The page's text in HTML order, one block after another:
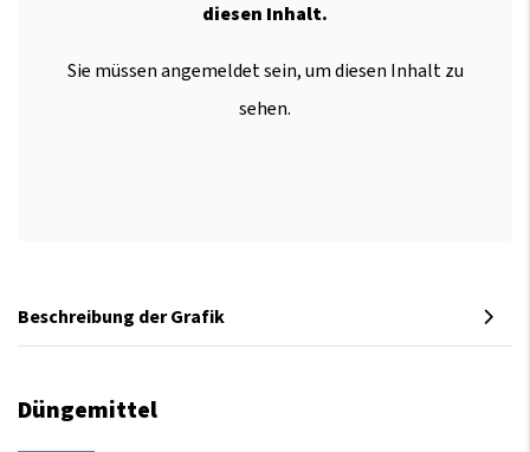
diesen Inhalt.
Sie müssen angemeldet sein, um diesen Inhalt zu
sehen.
Beschreibung der Grafik
Düngemittel